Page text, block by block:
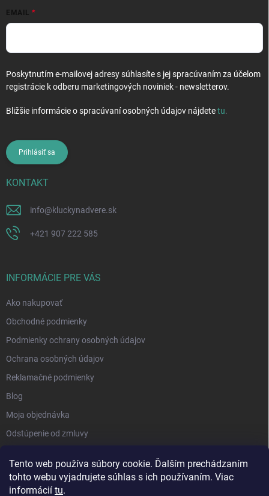
Tento web používa súbory cookie. Ďalším prechádzaním
tohto webu vyjadrujete súhlas s ich používaním. Viac
informácií tu.
EMAIL
Poskytnutím e-mailovej adresy súhlasíte s jej spracúvaním za účelom
registrácie k odberu marketingových noviniek - newsletterov.
Bližšie informácie o spracúvaní osobných údajov nájdetetu.
Prihlásiť sa
KONTAKT
info@kluckynadvere.sk
+421 907 222 585
INFORMÁCIE PRE VÁS
Ako nakupovať
Obchodné podmienky
Podmienky ochrany osobných údajov
Ochrana osobných údajov
Reklamačné podmienky
Blog
Moja objednávka
Odstúpenie od zmluvy